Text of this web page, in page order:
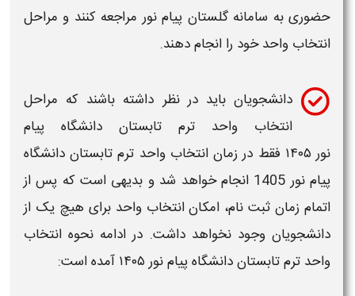
حضوری به سامانه گلستان پیام نورمراجعه کنند و مراحل
انتخاب واحدخود را انجام دهند.
دانشجویان باید در نظر داشته باشند که مراحل
انتخاب واحد
ترم تابستان دانشگاه پیام
نور ۱۴۰۵
فقط در زمان انتخاب واحد ترم تابستان دانشگاه
پیام نور 1405 انجام خواهد شد و بدیهی است که پس از
اتمامزمان ثبت نام، امکانانتخاب واحد برای هیچ یک از
دانشجویان وجود نخواهد داشت. در ادامه نحوه انتخاب
واحد ترم تابستان دانشگاه پیام نور ۱۴۰۵
آمده است: